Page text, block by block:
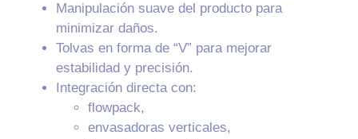
Manipulación suave del producto para
minimizar daños.
Tolvas en forma de “V” para mejorar
estabilidad y precisión.
Integración directa con:
flowpack,
envasadoras verticales,